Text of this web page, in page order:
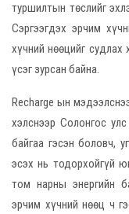
туршилтын төслийг
Сэргээгдэх эрчим
хүчний нөөцийг
үсэг зурсан байна.
Recharge ын
хэлснээр Солонгос
байгаа гэсэн боловч,
эсэх нь тодорхойгүй
том нарны энергийн
эрчим хүчний нөөц ч